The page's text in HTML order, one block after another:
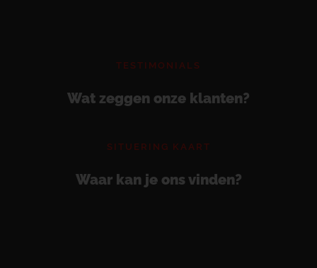
TESTIMONIALS
Wat zeggen onze klanten?
SITUERING KAART
Waar kan je ons vinden?